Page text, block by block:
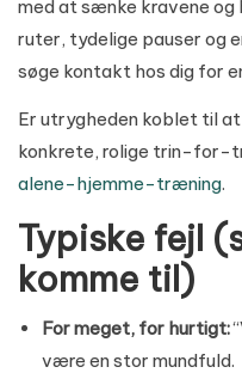
med at sænke kravene og
ruter, tydelige pauser og
søge kontakt hos dig for
Er utrygheden koblet til
konkrete, rolige trin-for-
alene-hjemme-træning.
Typiske fejl
komme til)
For meget, for hurtigt:
være en stor mundfuld.